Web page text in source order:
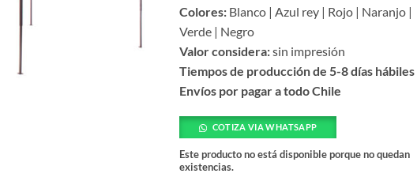
Colores: Blanco | Azul rey | Rojo | Naranjo |
Verde | Negro
Valor considera:sin impresión
Tiempos de producción de 5-8 días hábiles
Envíos por pagar a todo Chile
COTIZA VIA WHATSAPP
Este producto no está disponible porque no quedan
existencias.